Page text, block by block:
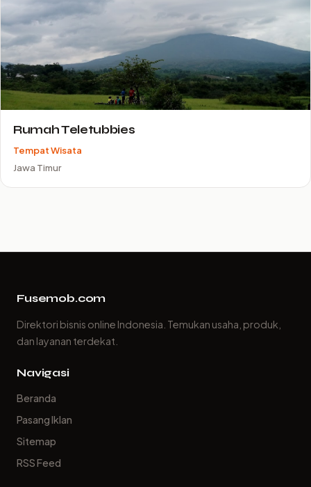
Rumah Teletubbies
Tempat Wisata
Jawa Timur
Fusemob.com
Direktori bisnis online Indonesia. Temukan usaha, produk,
dan layanan terdekat.
Navigasi
Beranda
Pasang Iklan
Sitemap
RSS Feed